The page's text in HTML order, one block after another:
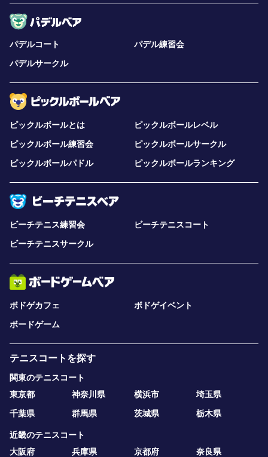
パデルコート
パデル練習会
パデルサークル
ピックルボールとは
ピックルボールレベル
ピックルボール練習会
ピックルボールサークル
ピックルボールパドル
ピックルボールランキング
ビーチテニス練習会
ビーチテニスコート
ビーチテニスサークル
ボドゲカフェ
ボドゲイベント
ボードゲーム
テニスコートを探す
関東のテニスコート
東京都
神奈川県 横浜市
埼玉県
千葉県
群馬県 茨城県 栃木県
近畿のテニスコート
大阪府
兵庫県 京都府
奈良県